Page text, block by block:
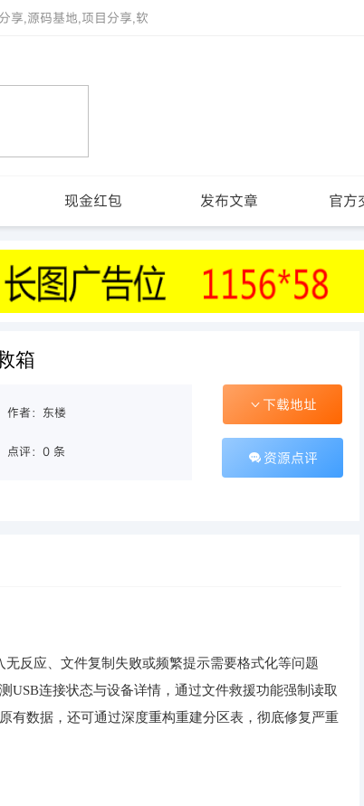
享,源码基地,项目分享,软
现金红包 发布文章 官方
箱
作者：东楼
点评：0 条
下载地址
资源点评
反应、文件复制失败或频繁提示需要格式化等问题
USB连接状态与设备详情，通过文件救援功能强制读取
有数据，还可通过深度重构重建分区表，彻底修复严重